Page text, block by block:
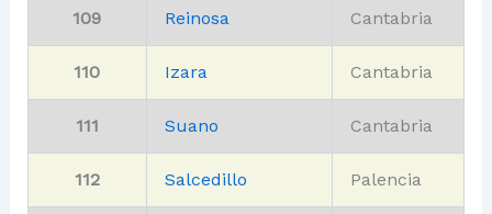
109 Reinosa Cantabria
110 Izara Cantabria
111 Suano Cantabria
112 Salcedillo Palencia